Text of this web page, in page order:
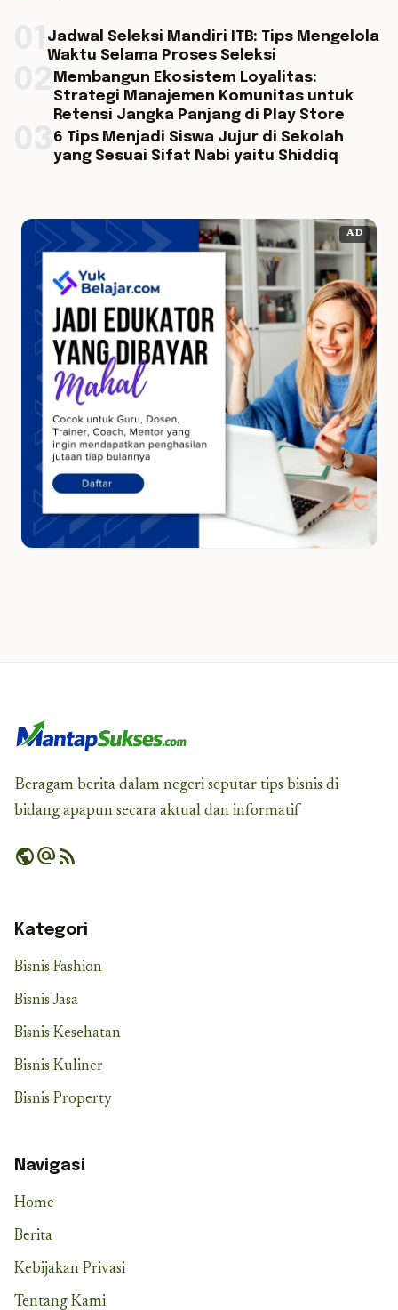
Jadwal Seleksi Mandiri ITB: Tips Mengelola
Waktu Selama Proses Seleksi
Membangun Ekosistem Loyalitas:
Strategi Manajemen Komunitas untuk
Retensi Jangka Panjang di Play Store
6 Tips Menjadi Siswa Jujur di Sekolah
yang Sesuai Sifat Nabi yaitu Shiddiq
AD
Beragam berita dalam negeri seputar tips bisnis di
bidang apapun secara aktual dan informatif
publicalternate_emailrss_feed
Kategori
Bisnis Fashion
Bisnis Jasa
Bisnis Kesehatan
Bisnis Kuliner
Bisnis Property
Navigasi
Home
Berita
Kebijakan Privasi
Tentang Kami